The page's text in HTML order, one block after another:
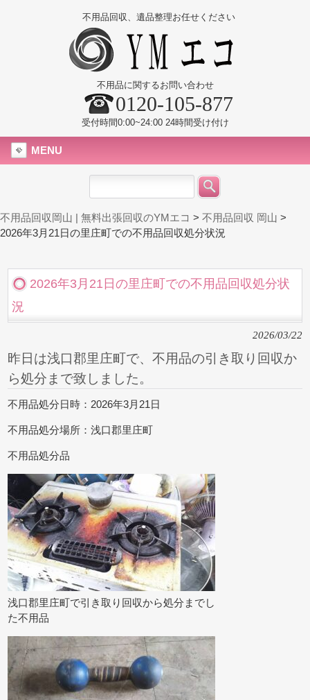
不用品回収、遺品整理お任せください
不用品に関するお問い合わせ
0120-105-877
受付時間0:00~24:00 24時間受け付け
MENU
不用品回収岡山 | 無料出張回収のYMエコ > 不用品回収 岡山 >
2026年3月21日の里庄町での不用品回収処分状況
2026年3月21日の里庄町での不用品回収処分状
況
2026/03/22
昨日は浅口郡里庄町で、不用品の引き取り回収か
ら処分まで致しました。
不用品処分日時：2026年3月21日
不用品処分場所：浅口郡里庄町
不用品処分品
浅口郡里庄町で引き取り回収から処分までし
た不用品